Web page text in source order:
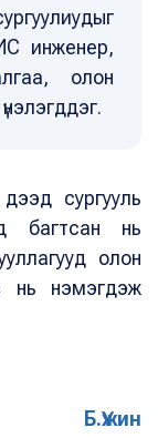
инженер,
олон
сургууль
багтсан нь
олон
нь нэмэгдэж
Б.Үжин